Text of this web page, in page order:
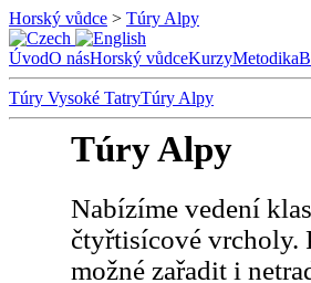
Horský vůdce > Túry Alpy
ÚvodO násHorský vůdceKurzyMetodika
Túry Vysoké TatryTúry Alpy
Túry Alpy
Nabízíme vedení
čtyřtisícové vrcholy.
možné zařadit i